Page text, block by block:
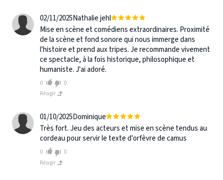
02/11/2025Nathalie jehl
Mise en scène et comédiens extraordinaires. Proximité
de la scène et fond sonore qui nous immerge dans
l'histoire et prend aux tripes. Je recommande vivement
ce spectacle, à la fois historique, philosophique et
humaniste. J'ai adoré.
0
0
Réagir
01/10/2025Dominique
Très fort. Jeu des acteurs et mise en scène tendus au
cordeau pour servir le texte d'orfèvre de camus
0
0
Réagir